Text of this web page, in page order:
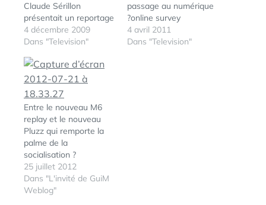
Claude Sérillon
présentait un reportage
sur les enjeux de la
télévision numérique...
de télévision seront
diffusées sur le
RÉSEAU NUMÉRIQUE
HERTZIEN. Ce seront
des chaines gratuites.
Le groupe FRANCE
TELEVISION proposera
plusieurs…
4 décembre 2009
Dans "Television"
passage au numérique
?online survey
4 avril 2011
Dans "Television"
Entre le nouveau M6
replay et le nouveau
Pluzz qui remporte la
palme de la
socialisation ?
25 juillet 2012
Dans "L'invité de GuiM
Weblog"
ÉTIQUETTES :
ILE-DE-